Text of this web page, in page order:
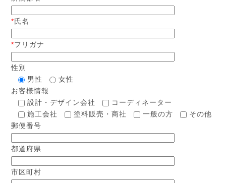
*氏名
*フリガナ
性別
男性
女性
お客様情報
設計・デザイン会社
コーディネーター
施工会社
塗料販売・商社 一般の方
その他
郵便番号
都道府県
市区町村